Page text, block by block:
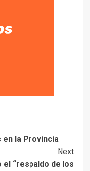
en la Provincia
Next
el “respaldo de los